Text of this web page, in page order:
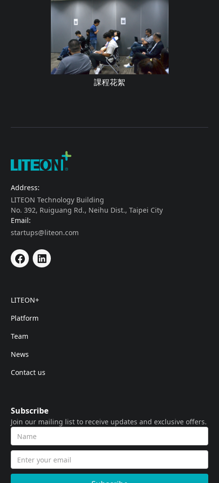
課程花絮
Address:
LITEON Technology Building
No. 392, Ruiguang Rd., Neihu Dist., Taipei City
Email:
startups@liteon.com
LITEON+
Platform
Team
News
Contact us
Subscribe
Join our mailing list to receive updates and exclusive offers.